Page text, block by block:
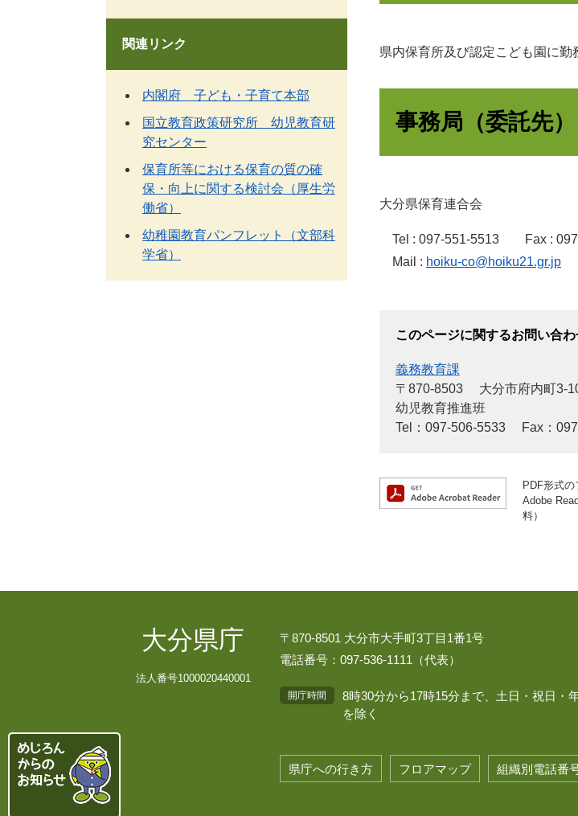
県内保育所及び認定こども園に
事務局（委託先）
大分県保育連合会
Tel : 097-551-5513 Fax :
Mail : hoiku-co@hoiku21.gr.jp
このページに関するお問い合
義務教育課
〒870-8503
大分市府内町3-
幼児教育推進班
Tel：097-506-5533
Fax：
PDF形式の
Adobe
料）
関連リンク
内閣府 子ども・子育て本部
国立教育政策研究所 幼児教育研
究センター
保育所等における保育の質の確
保・向上に関する検討会（厚生労
働省）
幼稚園教育パンフレット（文部科
学省）
大分県庁
法人番号1000020440001
〒870-8501 大分市大手町3丁目1番1号
電話番号：097-536-1111（代表）
開庁時間
8時30分から17時15分まで、土日・祝日・
を除く
県庁への行き方 フロアマップ 組織別電話番